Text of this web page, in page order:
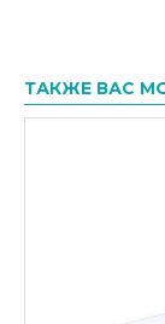
ТАКЖЕ ВАС